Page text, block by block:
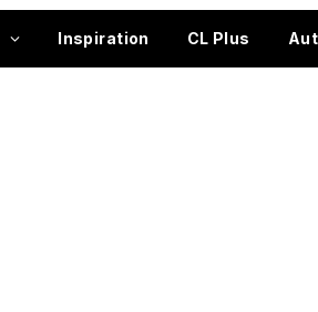
Inspiration CL Plus